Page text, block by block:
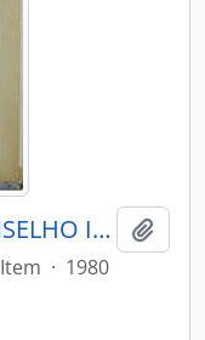
PORANTIM - BRASÍLIA CONSELHO INDIGENISTA MISSIONÁRIO - 1980 - Nº25
Item · 1980